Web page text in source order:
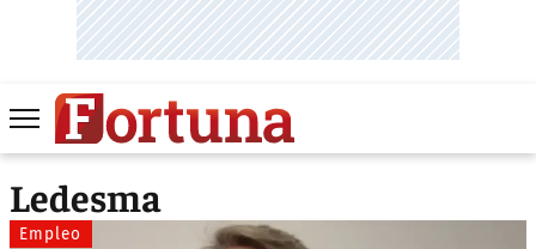
Ledesma
Empleo